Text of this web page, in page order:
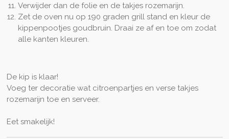
Verwijder dan de folie en de takjes rozemarijn.
Zet de oven nu op 190 graden grill stand en kleur de
kippenpootjes goudbruin. Draai ze af en toe om zodat
alle kanten kleuren.
De kip is klaar!
Voeg ter decoratie wat citroenpartjes en verse takjes
rozemarijn toe en serveer.
Eet smakelijk!